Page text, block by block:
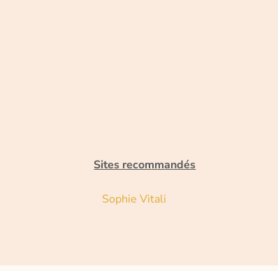
Sites recommandés
Sophie Vitali